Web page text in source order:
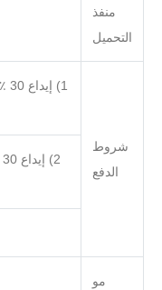
منفذ
التحميل
شروط
الدفع
مو